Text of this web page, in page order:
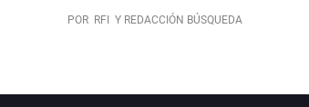
POR RFI Y REDACCIÓN BÚSQUEDA